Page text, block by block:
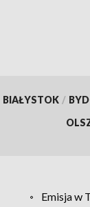
BIAŁYSTOK /
Emisja w